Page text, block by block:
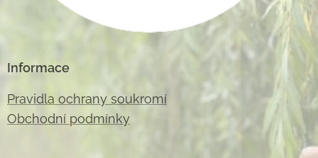
Informace
Pravidla ochrany soukromí
Obchodní podmínky